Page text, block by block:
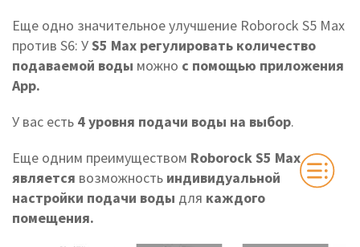
Еще одно значительное улучшение Roborock S5 Max
против S6: УS5 Max регулировать количество
подаваемой воды можно с помощью приложения
Арр.
У вас есть 4 уровня подачи воды на выбор.
Еще одним преимуществом Roborock S5 Max
является возможность индивидуальной
настройки подачи воды для каждого
помещения.